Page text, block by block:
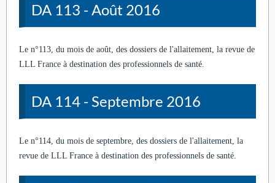
DA 113 - Août 2016
Le n°113, du mois de août, des dossiers de l'allaitement, la revue de
LLL France à destination des professionnels de santé.
DA 114 - Septembre 2016
Le n°114, du mois de septembre, des dossiers de l'allaitement, la
revue de LLL France à destination des professionnels de santé.